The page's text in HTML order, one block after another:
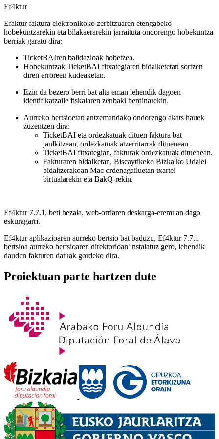
Ef4ktur
Efaktur faktura elektronikoko zerbitzuaren etengabeko
hobekuntzarekin eta bilakaerarekin jarraituta ondorengo hobekuntza
berriak garatu dira:
TicketBAIren balidazioak hobetzea.
Hobekuntzak TicketBAI fitxategiaren bidalketetan sortzen
diren erroreen kudeaketan.
Ezin da bezero berri bat alta eman lehendik dagoen
identifikatzaile fiskalaren zenbaki berdinarekin.
Aurreko bertsioetan antzemandako ondorengo akats hauek
zuzentzen dira:
TicketBAI eta ordezkatuak dituen faktura bat
jaulkitzean, ordezkatuak atzerritarrak dituenean.
TicketBAI fitxategian, fakturak ordezkatuak dituenean.
Fakturaren bidalketan, Biscaytikeko Bizkaiko Udalei
bidaltzerakoan Mac ordenagailuetan txartel
birtualarekin eta BakQ-rekin.
Ef4ktur 7.7.1, beti bezala, web-orriaren deskarga-eremuan dago
eskuragarri.
Ef4ktur aplikazioaren aurreko bertsio bat baduzu, Ef4ktur 7.7.1
bertsioa aurreko bertsioaren direktorioan instalatuz gero, lehendik
dauden fakturen datuak gordeko dira.
Proiektuan parte hartzen dute